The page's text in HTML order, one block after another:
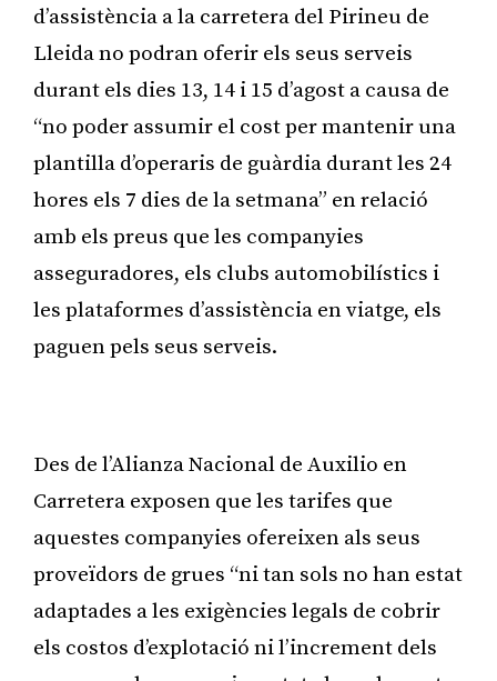
d’assistència a la carretera del Pirineu de
Lleida no podran oferir els seus serveis
durant els dies 13, 14 i 15 d’agost a causa de
“no poder assumir el cost per mantenir una
plantilla d’operaris de guàrdia durant les 24
hores els 7 dies de la setmana” en relació
amb els preus que les companyies
asseguradores, els clubs automobilístics i
les plataformes d’assistència en viatge, els
paguen pels seus serveis.
Des de l’Alianza Nacional de Auxilio en
Carretera exposen que les tarifes que
aquestes companyies ofereixen als seus
proveïdors de grues “ni tan sols no han estat
adaptades a les exigències legals de cobrir
els costos d’explotació ni l’increment dels